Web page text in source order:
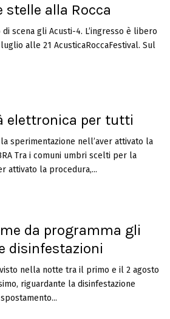
alla Rocca
scena gli Acusti-4. L’ingresso è libero
alle 21 AcusticaRoccaFestival. Sul
elettronica per tutti
sperimentazione nell’aver attivato la
Tra i comuni umbri scelti per la
attivato la procedura,...
da programma gli
disinfestazioni
nella notte tra il primo e il 2 agosto
riguardante la disinfestazione